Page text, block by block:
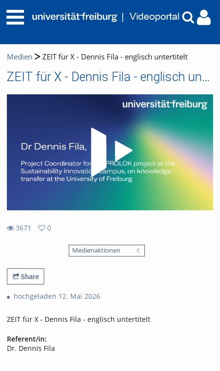
Medien ZEIT für X - Dennis Fila - englisch untertitelt
ZEIT für X - Dennis Fila - englisch untertitelt
3671
0
Medienaktionen
Share
hochgeladen 12. Mai 2026
ZEIT für X - Dennis Fila - englisch untertitelt
Referent/in:
Dr. Dennis Fila